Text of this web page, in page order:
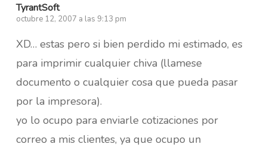
TyrantSoft
octubre 12, 2007 a las 9:13 pm
XD… estas pero si bien perdido mi estimado, es
para imprimir cualquier chiva (llamese
documento o cualquier cosa que pueda pasar
por la impresora).
yo lo ocupo para enviarle cotizaciones por
correo a mis clientes, ya que ocupo un